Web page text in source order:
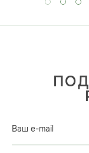
Ваш e-mail